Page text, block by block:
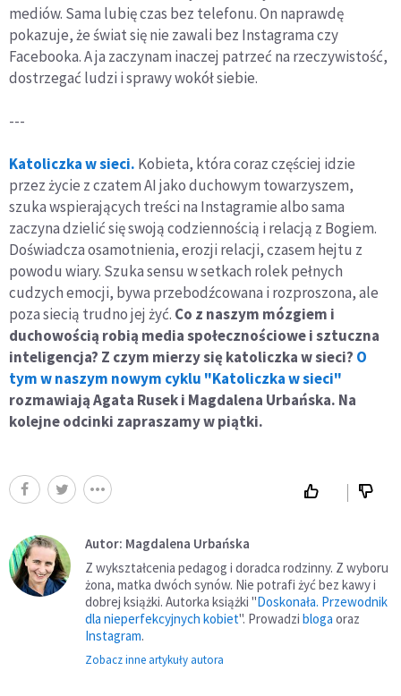
mediów. Sama lubię czas bez telefonu. On naprawdę
pokazuje, że świat się nie zawali bez Instagrama czy
Facebooka. A ja zaczynam inaczej patrzeć na rzeczywistość,
dostrzegać ludzi i sprawy wokół siebie.
---
Katoliczka w sieci. Kobieta, która coraz częściej idzie
przez życie z czatem AI jako duchowym towarzyszem,
szuka wspierających treści na Instagramie albo sama
zaczyna dzielić się swoją codziennością i relacją z Bogiem.
Doświadcza osamotnienia, erozji relacji, czasem hejtu z
powodu wiary. Szuka sensu w setkach rolek pełnych
cudzych emocji, bywa przebodźcowana i rozproszona, ale
poza siecią trudno jej żyć. Co z naszym mózgiem i
duchowością robią media społecznościowe i sztuczna
inteligencja? Z czym mierzy się katoliczka w sieci? O
tym w naszym nowym cyklu "Katoliczka w sieci"
rozmawiają Agata Rusek i Magdalena Urbańska. Na
kolejne odcinki zapraszamy w piątki.
Autor: Magdalena Urbańska
Z wykształcenia pedagog i doradca rodzinny. Z wyboru
żona, matka dwóch synów. Nie potrafi żyć bez kawy i
dobrej książki. Autorka książki "Doskonała. Przewodnik
dla nieperfekcyjnych kobiet". Prowadzi bloga oraz
Instagram.
Zobacz inne artykuły autora